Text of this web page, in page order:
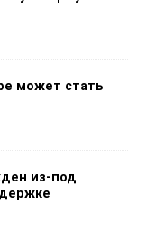
может стать
из-под